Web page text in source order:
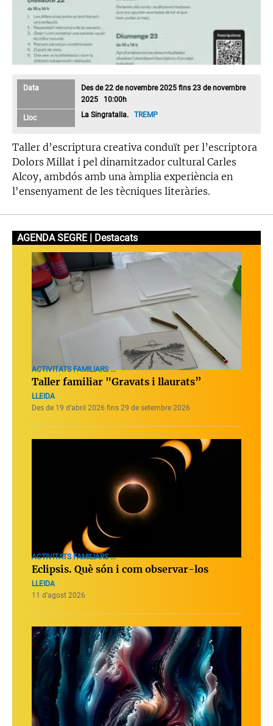
Data
Des de 22 de novembre 2025 fins 23 de novembre
2025 10:00h
Lloc La Singratalla.TREMP
Taller d’escriptura creativa conduït per l’escriptora
Dolors Millat i pel dinamitzador cultural Carles
Alcoy, ambdós amb una àmplia experiència en
l'ensenyament de les tècniques literàries.
AGENDA SEGRE | Destacats
ACTIVITATS FAMILIARS ...
Taller familiar "Gravats i llaurats”
LLEIDA
Des de 19 d’abril 2026 fins 29 de setembre 2026
ACTIVITATS FAMILIARS ...
Eclipsis. Què són i com observar-los
LLEIDA
11 d’agost 2026